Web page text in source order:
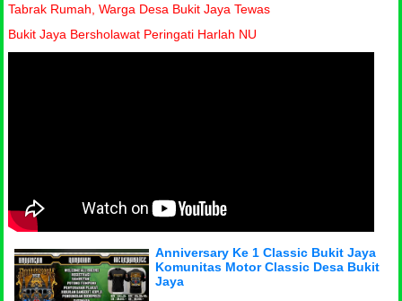
Tabrak Rumah, Warga Desa Bukit Jaya Tewas
Bukit Jaya Bersholawat Peringati Harlah NU
Anniversary Ke 1 Classic Bukit Jaya
Komunitas Motor Classic Desa Bukit
Jaya